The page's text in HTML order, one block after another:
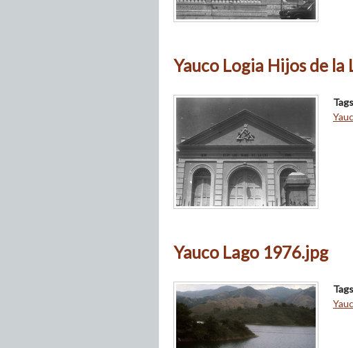
Yauco Logia Hijos de la
Yauco Lago 1976.jpg